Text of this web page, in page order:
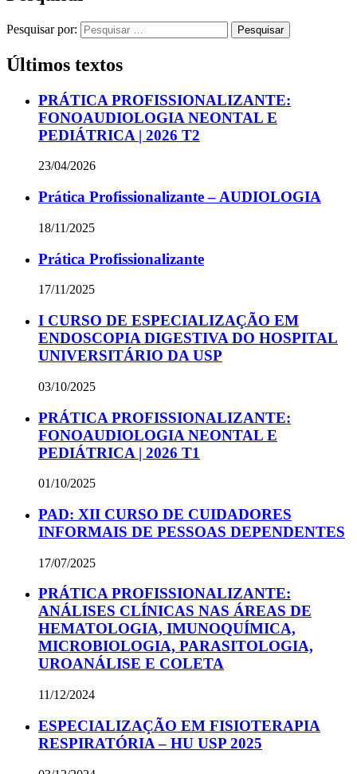
Pesquisar por:
Últimos textos
PRÁTICA PROFISSIONALIZANTE:
FONOAUDIOLOGIA NEONTAL E
PEDIÁTRICA | 2026 T2
23/04/2026
Prática Profissionalizante – AUDIOLOGIA
18/11/2025
Prática Profissionalizante
17/11/2025
I CURSO DE ESPECIALIZAÇÃO EM
ENDOSCOPIA DIGESTIVA DO HOSPITAL
UNIVERSITÁRIO DA USP
03/10/2025
PRÁTICA PROFISSIONALIZANTE:
FONOAUDIOLOGIA NEONTAL E
PEDIÁTRICA | 2026 T1
01/10/2025
PAD: XII CURSO DE CUIDADORES
INFORMAIS DE PESSOAS DEPENDENTES
17/07/2025
PRÁTICA PROFISSIONALIZANTE:
ANÁLISES CLÍNICAS NAS ÁREAS DE
HEMATOLOGIA, IMUNOQUÍMICA,
MICROBIOLOGIA, PARASITOLOGIA,
UROANÁLISE E COLETA
11/12/2024
ESPECIALIZAÇÃO EM FISIOTERAPIA
RESPIRATÓRIA – HU USP 2025